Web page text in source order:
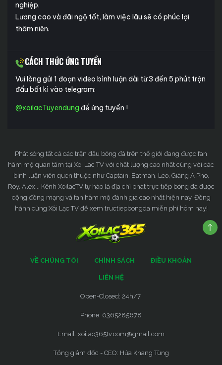
nghiệp.
Lương cao và đãi ngộ tốt, làm việc lâu sẽ có phúc lợi
thâm niên.
CÁCH THỨC ỨNG TUYỂN
Vui lòng gửi 1 đoạn video bình luận dài từ 3 đến 5 phút trận
đấu bất kì vào telegram:
@xoilacTuyendung để ứng tuyển !
Phát sóng tất cả các trận đấu bóng đá trên thế giới đang được fan
hâm mộ quan tâm tại Xoi Lac TV với chất lượng cao nhất cùng với các
bình luận viên quen thuộc như Captain, Batman, Leo, Giàng A Pho,
Roy, Alex... Kênh XoilacTV tự hào là địa chỉ phát trực tiếp bóng đá được
cộng đồng mạng và fan hâm mộ đánh giá cao nhất hiện nay. Đồng
hành cùng Xôi Lạc TV để xem tructiepbongda miễn phí hôm nay!
VỀ CHÚNG TÔI CHÍNH SÁCH ĐIỀU KHOẢN
LIÊN HỆ
Open-Closed: 24h/7.
Phone: 0365285678
Email: xoilac365tv.com@gmail.com
Tổng giám đốc - CEO: Hứa Khang Tùng